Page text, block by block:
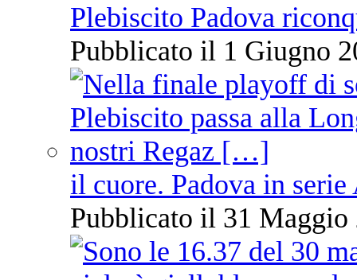
Plebiscito Padova
Pubblicato il 1 Giugno
il cuore. Padova in serie
Pubblicato il 31 Maggio